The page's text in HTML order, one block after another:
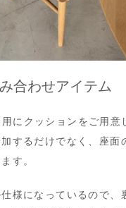
合わせアイテム
にクッションをご用意
するだけでなく、座面
す。
仕様になっているので、